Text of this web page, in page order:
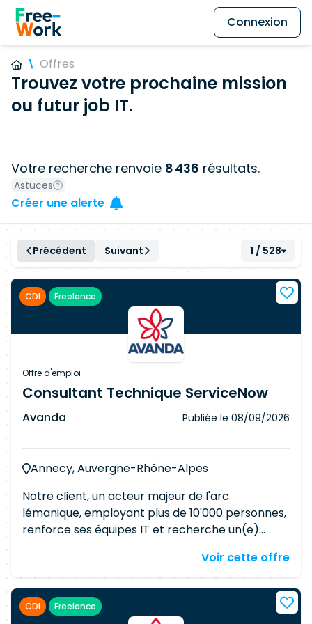
Connexion
Offres
Trouvez votre prochaine mission
ou futur job IT.
Votre recherche renvoie 8 436 résultats.
Astuces
Créer une alerte
Précédent Suivant 1 / 528
CDI Freelance
Offre d'emploi
Consultant Technique ServiceNow
Avanda Publiée le 08/09/2026
Annecy, Auvergne-Rhône-Alpes
Notre client, un acteur majeur de l'arc
lémanique, employant plus de 10'000 personnes,
renforce ses équipes IT et recherche un(e)
Développeur confirmé. Vous rejoindrez une
équipe pluridisciplinaire (chefs de projet,
architectes, gestionnaires de service, analystes
métier, développeurs) pour concevoir,
Voir cette offre
CDI Freelance